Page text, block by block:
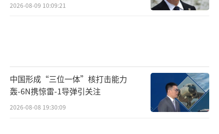
2026-08-09 10:09:21
中国形成“三位一体”核打击能力
轰-6N携惊雷-1导弹引关注
2026-08-08 19:30:09